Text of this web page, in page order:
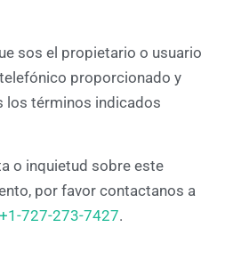
sos el propietario o usuario
proporcionado y
los términos indicados
o inquietud sobre este
por favor contactanos a
+1-727-273-7427.